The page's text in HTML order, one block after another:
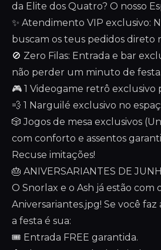
da Elite dos Quatro? O nosso
✨ Atendimento VIP exclusivo:
buscam os teus pedidos direto
🚫 Zero Filas: Entrada e bar
não perder um minuto de festa.
🎮 1 Videogame retrô exclusivo
💨 1 Narguilé exclusivo no
🎲 Jogos de mesa exclusivos
com conforto e assentos
Recuse imitações!
🎂 ANIVERSARIANTES DE
O Snorlax e o Ash já estão
Aniversariantes.jpg! Se você faz
a festa é sua:
🎟️ Entrada FREE garantida.